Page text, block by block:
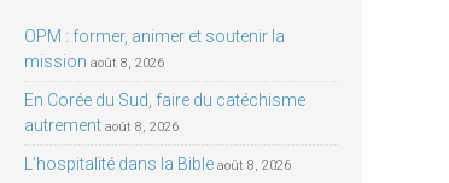
OPM : former, animer et soutenir la
mission août 8, 2026
En Corée du Sud, faire du catéchisme
autrement août 8, 2026
L’hospitalité dans la Bible août 8, 2026